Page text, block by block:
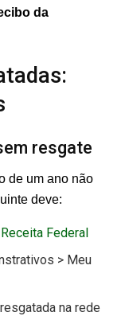
da
resgate
de um ano não
deve:
Receita Federal
> Meu
na rede